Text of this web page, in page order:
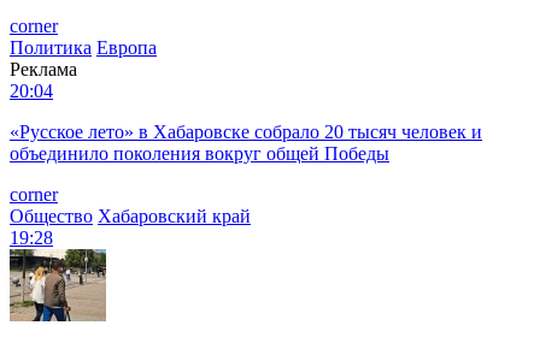
corner
Политика Европа
Реклама
20:04
«Русское лето» в Хабаровске собрало 20 тысяч человек и
объединило поколения вокруг общей Победы
corner
Общество Хабаровский край
19:28